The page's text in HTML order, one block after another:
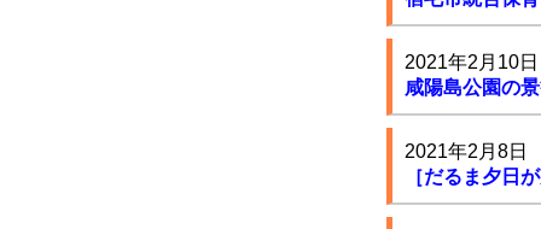
2021年2月10日
咸陽島公園の
2021年2月8日
［だるま夕日